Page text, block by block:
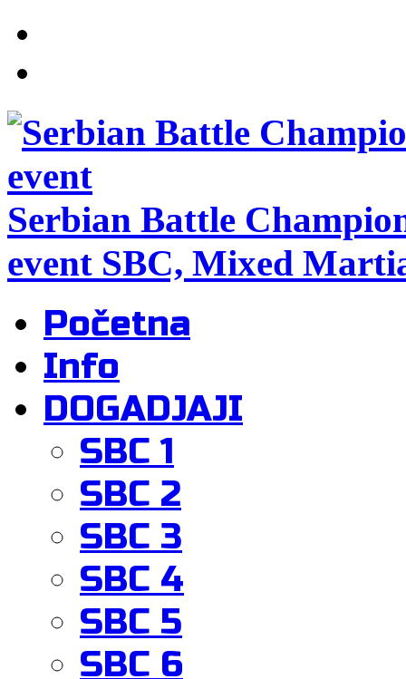
Serbian Battle
event SBC, Mixed
Početna
Info
DOGADJAJI
SBC 1
SBC 2
SBC 3
SBC 4
SBC 5
SBC 6